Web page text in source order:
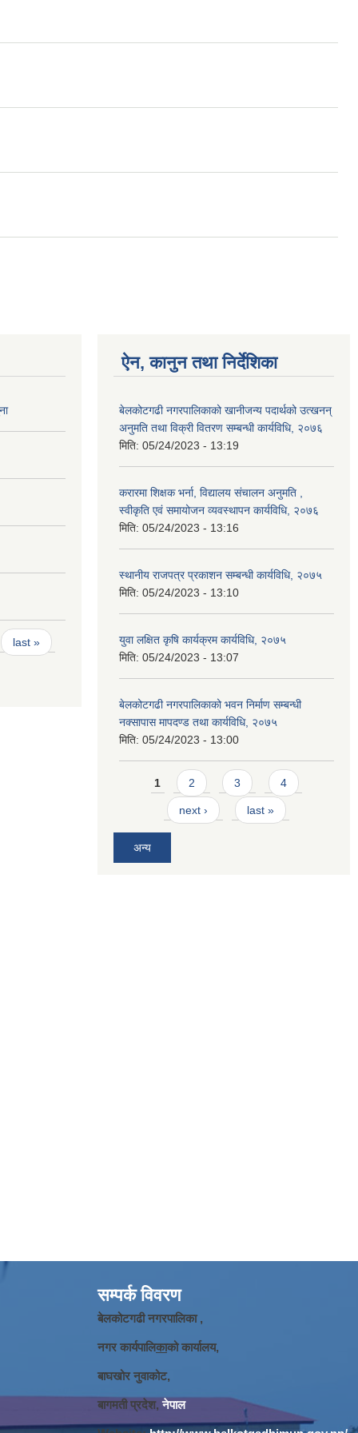
last »
ऐन, कानुन तथा निर्देशिका
बेलकोटगढी नगरपालिकाको खानीजन्य पदार्थको उत्खनन्
अनुमति तथा विक्री वितरण सम्बन्धी कार्यविधि, २०७६
मिति: 05/24/2023 - 13:19
करारमा शिक्षक भर्ना, विद्यालय संचालन अनुमति ,
स्वीकृति एवं समायोजन व्यवस्थापन कार्यविधि, २०७६
मिति: 05/24/2023 - 13:16
स्थानीय राजपत्र प्रकाशन सम्बन्धी कार्यविधि, २०७५
मिति: 05/24/2023 - 13:10
युवा लक्षित कृषि कार्यक्रम कार्यविधि, २०७५
मिति: 05/24/2023 - 13:07
बेलकोटगढी नगरपालिकाको भवन निर्माण सम्बन्धी
नक्सापास मापदण्ड तथा कार्यविधि, २०७५
मिति: 05/24/2023 - 13:00
Pages
1 2 3 4
next › last »
अन्य
सम्पर्क विवरण
बेलकोटगढी नगरपालिका ,
नगर कार्यपालिकाको कार्यालय,
बाघखोर नुवाकोट,
बागमती प्रदेश, नेपाल